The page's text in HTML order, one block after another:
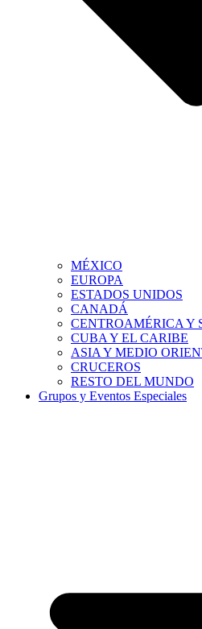
MÉXICO
EUROPA
ESTADOS UNIDOS
CANADÁ
CENTROAMÉRICA Y
CUBA Y EL CARIBE
ASIA Y MEDIO
CRUCEROS
RESTO DEL MUNDO
Grupos y Eventos Especiales